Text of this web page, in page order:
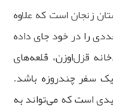
زنجان است که علاوه
را در خود جای داده
قزل‌اوزن، قلعه‌های
سفر چندروزه باشد.
است که می‌تواند به